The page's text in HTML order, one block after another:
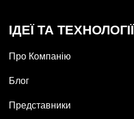
ІДЕЇ ТА ТЕХНОЛОГІЇ
Про Компанію
Блог
Представники